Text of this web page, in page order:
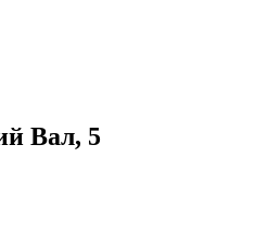
Вал, 5